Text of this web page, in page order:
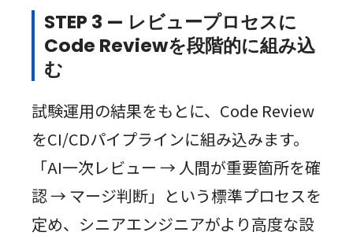
STEP 3 — レビュープロセスに
Code Reviewを段階的に組み込
む
試験運用の結果をもとに、Code Review
をCI/CDパイプラインに組み込みます。
「AI一次レビュー → 人間が重要箇所を確
認 → マージ判断」という標準プロセスを
定め、シニアエンジニアがより高度な設